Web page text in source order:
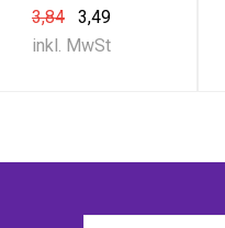
3,84
3,49
inkl. MwSt